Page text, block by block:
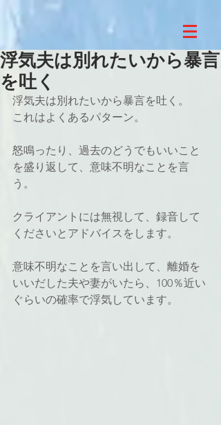
浮気夫は別れたいから暴言
を吐く
浮気夫は別れたいから暴言を吐く。
これはよくあるパターン。
怒鳴ったり、過去のどうでもいいこと
を盛り返して、意味不明なことを言
う。
クライアントには無視して、録音して
くださいとアドバイスをします。
意味不明なことを言い出して、離婚を
いいだした夫や妻がいたら、100％近い
ぐらいの確率で浮気しています。